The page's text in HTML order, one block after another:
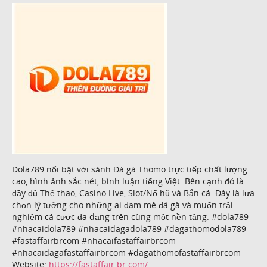
Dola789 nổi bật với sảnh Đá gà Thomo trực tiếp chất lượng
cao, hình ảnh sắc nét, bình luận tiếng Việt. Bên cạnh đó là
đầy đủ Thể thao, Casino Live, Slot/Nổ hũ và Bắn cá. Đây là lựa
chọn lý tưởng cho những ai đam mê đá gà và muốn trải
nghiệm cá cược đa dạng trên cùng một nền tảng. #dola789
#nhacaidola789 #nhacaidagadola789 #dagathomodola789
#fastaffairbrcom #nhacaifastaffairbrcom
#nhacaidagafastaffairbrcom #dagathomofastaffairbrcom
Website: https://fastaffair.br.com/